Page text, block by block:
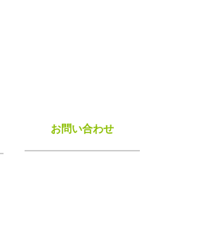
お問い合わせ